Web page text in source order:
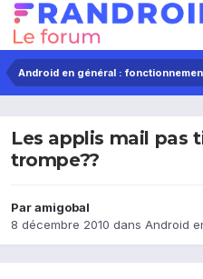
Android en général :
Les applis mail pas
trompe??
Paramigobal
8 décembre 2010 dans Android